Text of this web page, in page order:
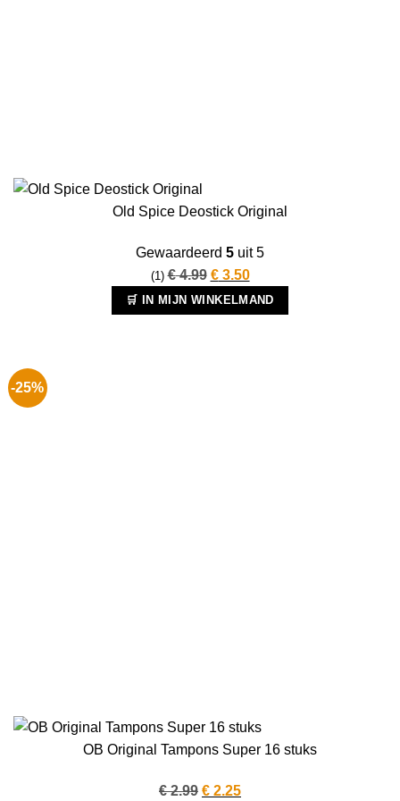
Old Spice Deostick Original
Gewaardeerd 5 uit 5
(1) €4.99 Oorspronkelijke
prijs
was:
€3.50Huidige
prijs
is:
🛒 IN MIJN WINKELMAND
-25%
OB Original Tampons Super 16 stuks
€2.99 Oorspronkelijke
€ 2.25Huidige